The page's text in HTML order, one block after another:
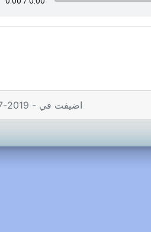
اضيفت في - 2019-07-12